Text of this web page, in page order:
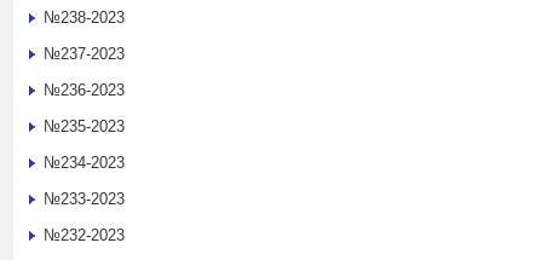
№238-2023
№237-2023
№236-2023
№235-2023
№234-2023
№233-2023
№232-2023